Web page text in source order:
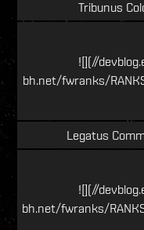
Tribunus
![](//
bh.net/fwranks/
Legatus
![](//
bh.net/fwranks/